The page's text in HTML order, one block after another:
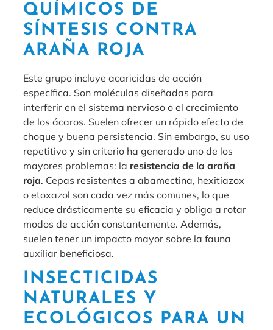
QUÍMICOS DE
SÍNTESIS CONTRA
ARAÑA ROJA
Este grupo incluye acaricidas de acción
específica. Son moléculas diseñadas para
interferir en el sistema nervioso o el crecimiento
de los ácaros. Suelen ofrecer un rápido efecto de
choque y buena persistencia. Sin embargo, su uso
repetitivo y sin criterio ha generado uno de los
mayores problemas: la resistencia de la araña
roja. Cepas resistentes a abamectina, hexitiazox
o etoxazol son cada vez más comunes, lo que
reduce drásticamente su eficacia y obliga a rotar
modos de acción constantemente. Además,
suelen tener un impacto mayor sobre la fauna
auxiliar beneficiosa.
INSECTICIDAS
NATURALES Y
ECOLÓGICOS PARA UN